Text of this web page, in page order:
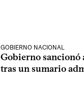
GOBIERNO NACIONAL
Gobierno sancionó
tras un sumario